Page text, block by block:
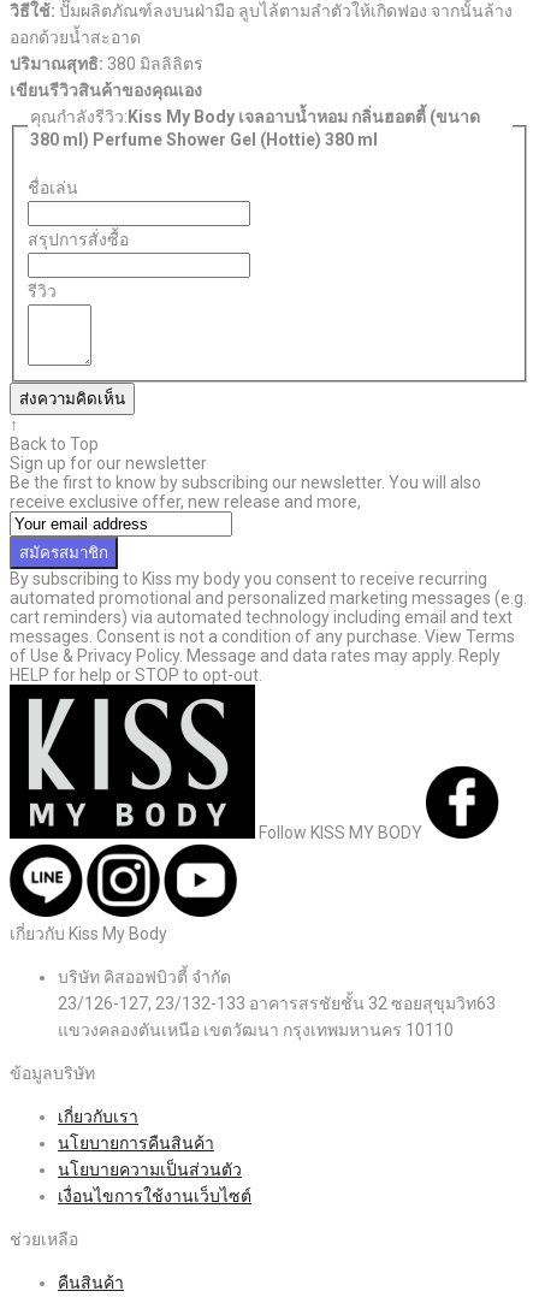
วิธีใช้: ปั๊มผลิตภัณฑ์ลงบนฝ่ามือ ลูบไล้ตามลำตัวให้เกิดฟอง จากนั้นล้าง
ออกด้วยน้ำสะอาด
ปริมาณสุทธิ: 380 มิลลิลิตร
เขียนรีวิวสินค้าของคุณเอง
คุณกำลังรีวิว: Kiss My Body เจลอาบน้ำหอม กลิ่นฮอตตี้ (ขนาด
380 ml) Perfume Shower Gel (Hottie) 380 ml
ชื่อเล่น
สรุปการสั่งซื้อ
รีวิว
ส่งความคิดเห็น
↑
Back to Top
Sign up for our newsletter
Be the first to know by subscribing our newsletter. You will also
receive exclusive offer, new release and more,
สมัครสมาชิก
By subscribing to Kiss my body you consent to receive recurring
automated promotional and personalized marketing messages (e.g.
cart reminders) via automated technology including email and text
messages. Consent is not a condition of any purchase. View Terms
of Use & Privacy Policy. Message and data rates may apply. Reply
HELP for help or STOP to opt-out.
Follow KISS MY BODY
เกี่ยวกับ Kiss My Body
บริษัท คิสออฟบิวตี้ จำกัด
23/126-127, 23/132-133 อาคารสรชัยชั้น 32 ซอยสุขุมวิท63
แขวงคลองตันเหนือ เขตวัฒนา กรุงเทพมหานคร 10110
ข้อมูลบริษัท
เกี่ยวกับเรา
นโยบายการคืนสินค้า
นโยบายความเป็นส่วนตัว
เงื่อนไขการใช้งานเว็บไซต์
ช่วยเหลือ
คืนสินค้า